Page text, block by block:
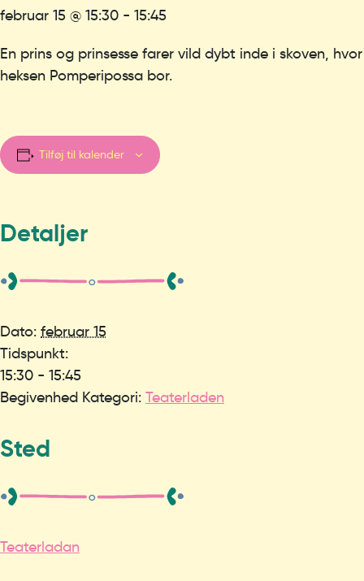
februar 15 @ 15:30 - 15:45
En prins og prinsesse farer vild dybt inde i skoven, hvor
heksen Pomperipossa bor.
Tilføj til kalender
Detaljer
Dato: februar 15
Tidspunkt:
15:30 - 15:45
Begivenhed Kategori: Teaterladen
Sted
Teaterladan